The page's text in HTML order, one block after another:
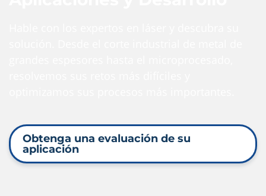
Obtenga una evaluación de su
aplicación